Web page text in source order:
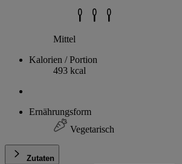
Mittel
Kalorien / Portion
493 kcal
Ernährungsform
Vegetarisch
Zutaten